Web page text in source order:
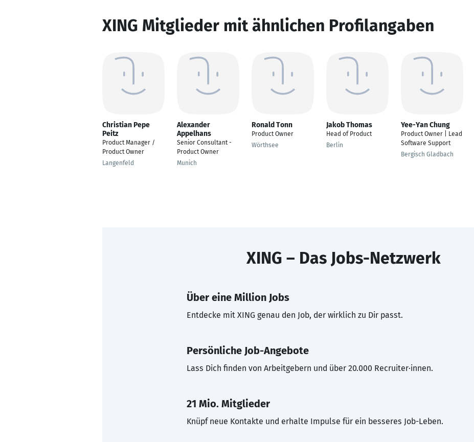
XING Mitglieder mit ähnlichen Profilangaben
Christian Pepe
Peitz
Product Manager /
Product Owner
Langenfeld
Alexander
Appelhans
Senior Consultant -
Product Owner
Munich
Ronald Tonn
Product Owner
Wörthsee
Jakob Thomas
Head of Product
Berlin
Yee-Yan Chung
Product Owner | Lead
Software Support
Bergisch Gladbach
XING – Das Jobs-Netzwerk
Über eine Million Jobs
Entdecke mit XING genau den Job, der wirklich zu Dir passt.
Persönliche Job-Angebote
Lass Dich finden von Arbeitgebern und über 20.000 Recruiter·innen.
21 Mio. Mitglieder
Knüpf neue Kontakte und erhalte Impulse für ein besseres Job-Leben.